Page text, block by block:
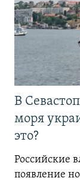
В
моря
это?
Российские
появление